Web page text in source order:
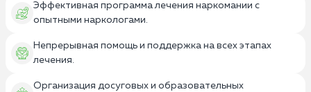
Эффективная программа лечения наркомании с
опытными наркологами.
Непрерывная помощь и поддержка на всех этапах
лечения.
Организация досуговых и образовательных